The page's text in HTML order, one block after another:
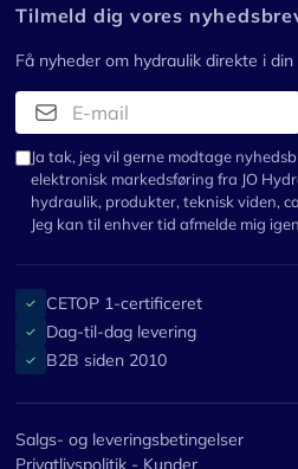
Tilmeld dig vores
Få nyheder om hydraulik direkte i din
Ja tak, jeg vil gerne modtage
elektronisk markedsføring fra JO
hydraulik, produkter, teknisk viden,
Jeg kan til enhver tid afmelde mig
✓ CETOP 1-certificeret
✓ Dag-til-dag levering
✓ B2B siden 2010
Salgs- og leveringsbetingelser
Privatlivspolitik - Kunder